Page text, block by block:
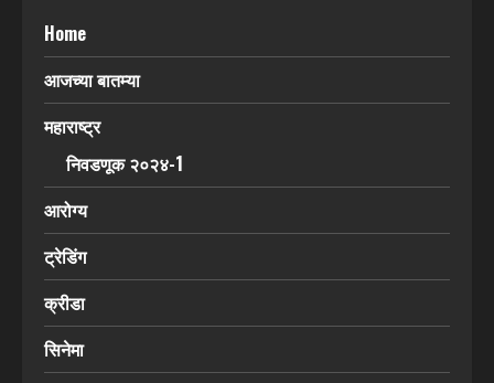
Home
आजच्या बातम्या
महाराष्ट्र
निवडणूक २०२४-1
आरोग्य
ट्रेडिंग
क्रीडा
सिनेमा